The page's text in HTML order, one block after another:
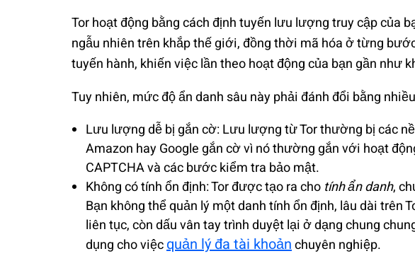
Tor hoạt động bằng cách định tuyến lưu lượng truy cập của
ngẫu nhiên trên khắp thế giới, đồng thời mã hóa ở từng
tuyến hành, khiến việc lần theo hoạt động của bạn gần như
Tuy nhiên, mức độ ẩn danh sâu này phải đánh đổi bằng
Lưu lượng dễ bị gắn cờ: Lưu lượng từ Tor thường bị các
Amazon hay Google gắn cờ vì nó thường gắn với hoạt
CAPTCHA và các bước kiểm tra bảo mật.
Không có tính ổn định: Tor được tạo ra cho tính ẩn danh,
Bạn không thể quản lý một danh tính ổn định, lâu dài trên
liên tục, còn dấu vân tay trình duyệt lại ở dạng chung
dụng cho việcquản lý đa tài khoảnchuyên nghiệp.